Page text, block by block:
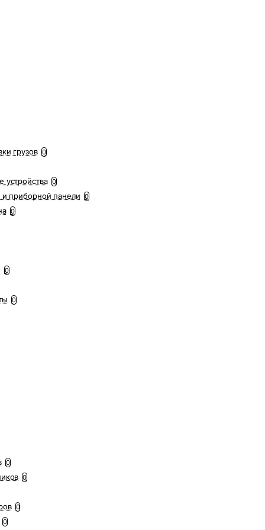
грузов 0
устройства 0
приборной панели 0
0
0
0
0
0
0
0